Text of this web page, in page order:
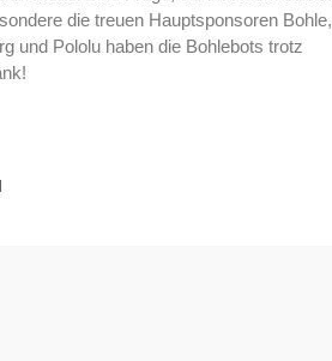
die treuen Hauptsponsoren Bohle,
und Pololu haben die Bohlebots trotz